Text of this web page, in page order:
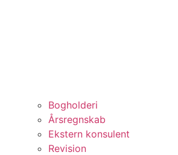
Bogholderi
Årsregnskab
Ekstern konsulent
Revision